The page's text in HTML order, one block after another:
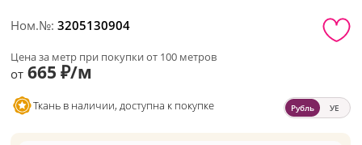
Ном.№:3205130904
Цена за метр при покупки от 100 метров
от 665 ₽/м
Ткань в наличии, доступна к покупке Рубль УЕ